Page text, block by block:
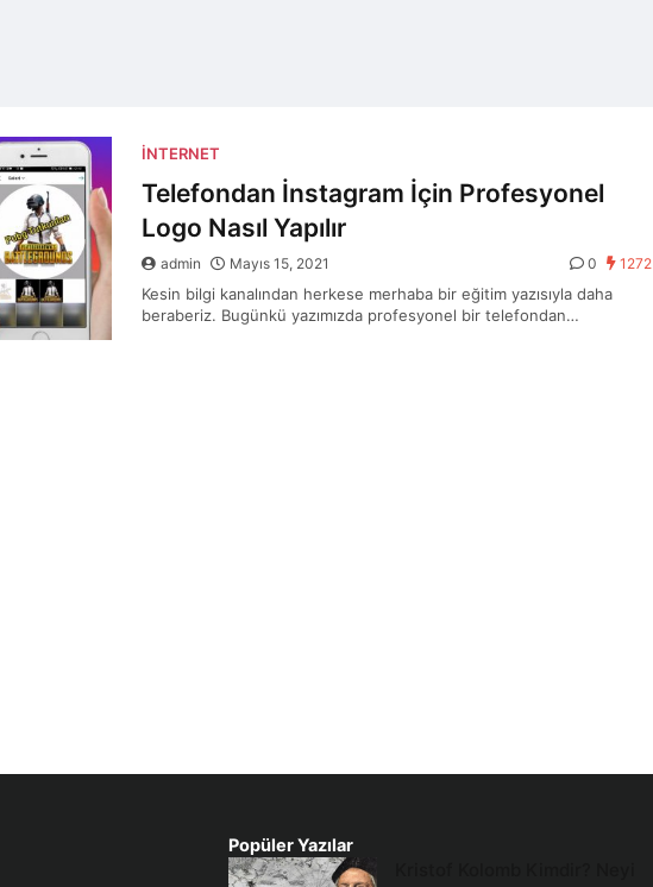
İNTERNET
Telefondan İnstagram İçin Profesyonel
Logo Nasıl Yapılır
admin Mayıs 15, 2021 0 1272
Kesin bilgi kanalından herkese merhaba bir eğitim yazısıyla daha
beraberiz. Bugünkü yazımızda profesyonel bir telefondan…
Popüler Yazılar